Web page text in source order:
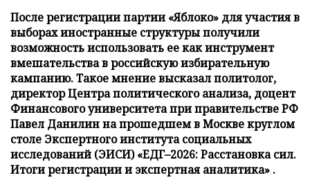
После регистрации партии «Яблоко» для участия в
выборах иностранные структуры получили
возможность использовать ее как инструмент
вмешательства в российскую избирательную
кампанию. Такое мнение высказал политолог,
директор Центра политического анализа, доцент
Финансового университета при правительстве РФ
Павел Данилин на прошедшем в Москве круглом
столе Экспертного института социальных
исследований (ЭИСИ) «ЕДГ–2026: Расстановка сил.
Итоги регистрации и экспертная аналитика» .